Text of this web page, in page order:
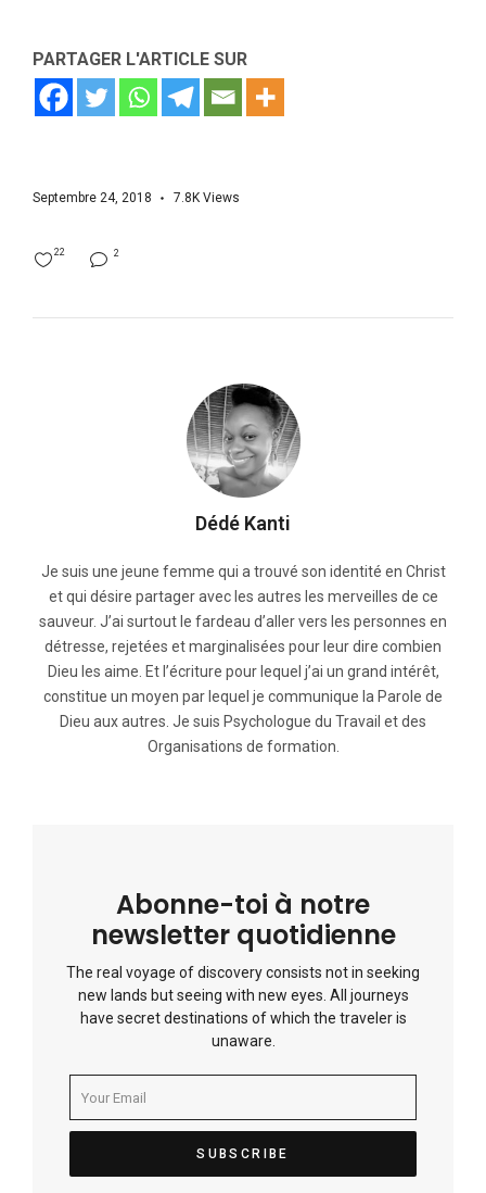
PARTAGER L'ARTICLE SUR
Septembre 24, 2018 7.8K Views
2
22
Dédé Kanti
Je suis une jeune femme qui a trouvé son identité en Christ
et qui désire partager avec les autres les merveilles de ce
sauveur. J’ai surtout le fardeau d’aller vers les personnes en
détresse, rejetées et marginalisées pour leur dire combien
Dieu les aime. Et l’écriture pour lequel j’ai un grand intérêt,
constitue un moyen par lequel je communique la Parole de
Dieu aux autres. Je suis Psychologue du Travail et des
Organisations de formation.
Abonne-toi à notre
newsletter quotidienne
The real voyage of discovery consists not in seeking
new lands but seeing with new eyes. All journeys
have secret destinations of which the traveler is
unaware.